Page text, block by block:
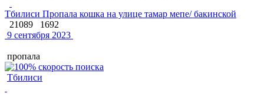
Тбилиси Пропала кошка на улице тамар мепе/ бакинской
21089
1692
9 сентября 2023
пропала
Тбилиси